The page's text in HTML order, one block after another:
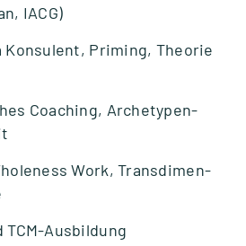
IACG)
Kon­su­lent, Pri­ming, Theo­rie
Coa­ching, Arche­­ty­­pen-
Work, Trans­di­men­
Aus­­­bil­­dung